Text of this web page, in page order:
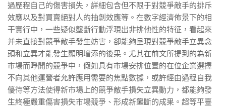
過歷程自己的傷害損失，詳細包含但不限于對競爭敵手的排斥
效應以及對買賣絕對人的抽剝效應等。在數字經濟佈景下的相
干實行中，一些疑似壟斷行動浮現出非排他性的特征，看起來
并未直接對競爭敵手發生妨害，卻能夠呈現對競爭敵手立異念
頭和立異才能發生顯明增添的後果。尤其在前文所提到的為新
市場而睜開的競爭中，假如具有市場安排位置的在位企業選擇
不向其他運營者允許應用需要的焦點數據，或許經由過程自我
優待等方法使得新市場上的競爭敵手損失立異動力，都能夠發
生終極嚴重傷害損失市場競爭、形成新壟斷的成果。超等平臺